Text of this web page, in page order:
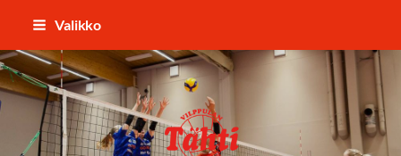
Siirry
sisältöön
Valikko
Vilppulan Tähti ry